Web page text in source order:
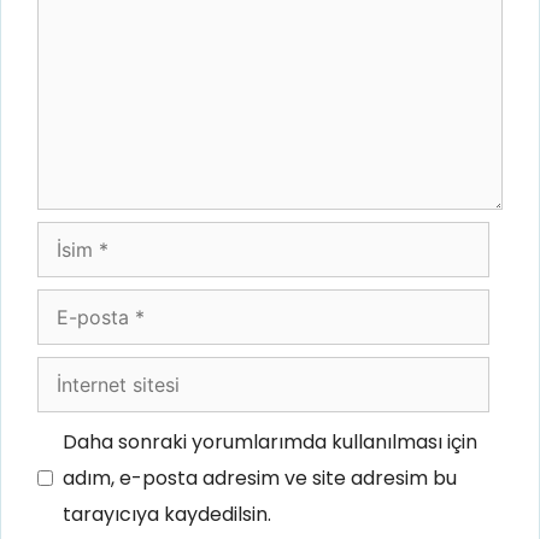
İsim
posta
İnternet
sitesi
Daha sonraki yorumlarımda kullanılması için
adım, e-posta adresim ve site adresim bu
tarayıcıya kaydedilsin.